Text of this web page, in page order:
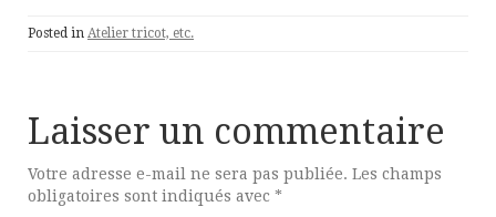
Posted in Atelier tricot, etc.
Laisser un commentaire
Votre adresse e-mail ne sera pas publiée. Les champs
obligatoires sont indiqués avec *